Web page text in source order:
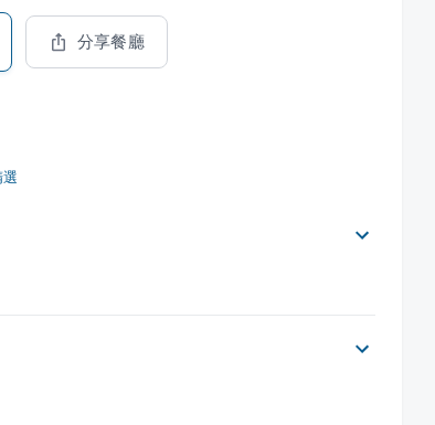
分享餐廳
選